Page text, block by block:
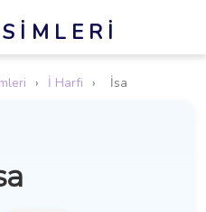
› İ Harfi › İsa